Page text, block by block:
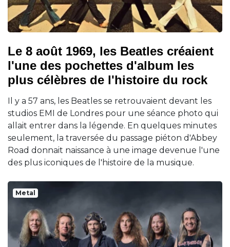
Le 8 août 1969, les Beatles créaient
l'une des pochettes d'album les
plus célèbres de l'histoire du rock
Il y a 57 ans, les Beatles se retrouvaient devant les
studios EMI de Londres pour une séance photo qui
allait entrer dans la légende. En quelques minutes
seulement, la traversée du passage piéton d'Abbey
Road donnait naissance à une image devenue l'une
des plus iconiques de l'histoire de la musique.
Metal